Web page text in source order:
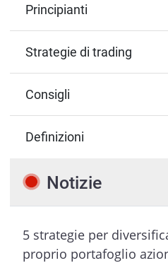
Principianti
Strategie di trading
Consigli
Definizioni
Notizie
5 strategie per
proprio portafoglio